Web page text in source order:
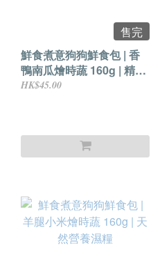
售完
鮮食煮意狗狗鮮食包 | 香
鴨南瓜燴時蔬 160g | 精緻
營養濕糧
HK$45.00